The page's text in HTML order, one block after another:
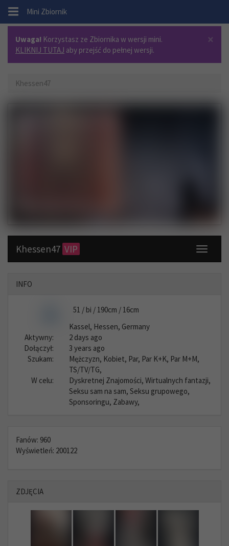
. Mini Zbiornik
×
Uwaga! Korzystasz ze Zbiornika w wersji mini.
KLIKNIJ TUTAJ aby przejść do pełnej wersji.
Khessen47
Toggle
Khessen47 VIP
INFO
51 / bi / 190cm / 16cm
Kassel, Hessen, Germany
Aktywny:
2 days ago
Dołączył:
3 years ago
Szukam:
Mężczyzn, Kobiet, Par, Par K+K, Par M+M,
TS/TV/TG,
W celu:
Dyskretnej Znajomości, Wirtualnych fantazji,
Seksu sam na sam, Seksu grupowego,
Sponsoringu, Zabawy,
Fanów: 960
Wyświetleń: 200122
ZDJĘCIA